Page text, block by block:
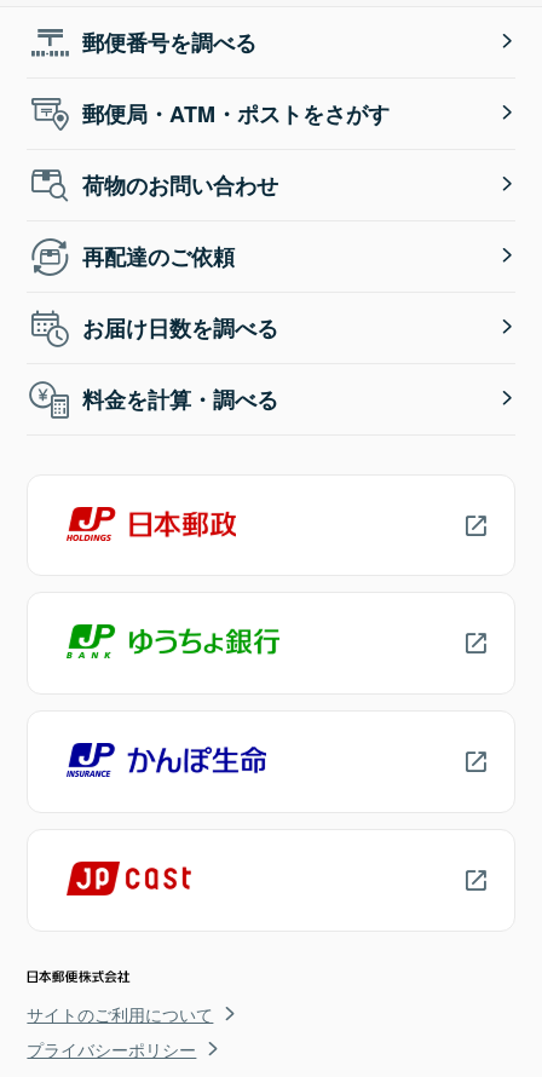
郵便番号を調べる
郵便局・ATM・ポストをさがす
荷物のお問い合わせ
再配達のご依頼
お届け日数を調べる
料金を計算・調べる
サイトのご利用について
プライバシーポリシー